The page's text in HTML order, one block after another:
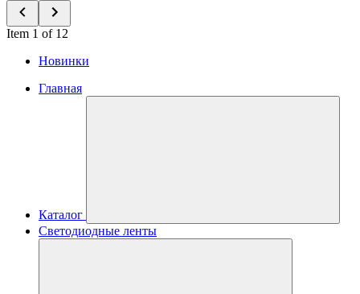
Item 1 of 12
Новинки
Главная
Каталог
Светодиодные ленты